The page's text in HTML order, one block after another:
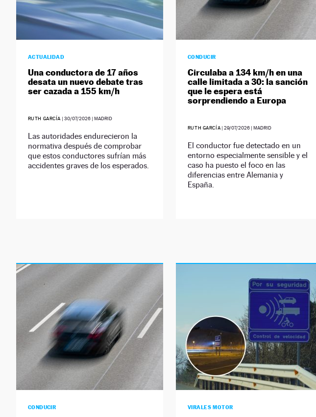
ACTUALIDAD
Una conductora de 17 años
desata un nuevo debate tras
ser cazada a 155 km/h
RUTH GARCÍA |30/07/2026 | MADRID
Las autoridades endurecieron la
normativa después de comprobar
que estos conductores sufrían más
accidentes graves de los esperados.
CONDUCIR
Circulaba a 134 km/h en una
calle limitada a 30: la sanción
que le espera está
sorprendiendo a Europa
RUTH GARCÍA |29/07/2026 | MADRID
El conductor fue detectado en un
entorno especialmente sensible y el
caso ha puesto el foco en las
diferencias entre Alemania y
España.
CONDUCIR VIRALES MOTOR